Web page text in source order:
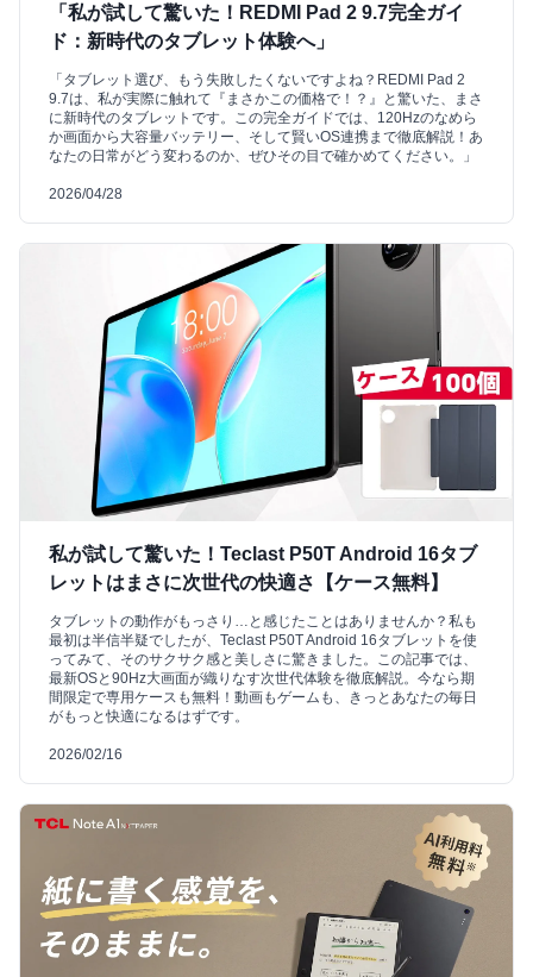
「私が試して驚いた！REDMI Pad 2 9.7完全ガイ
ド：新時代のタブレット体験へ」
「タブレット選び、もう失敗したくないですよね？REDMI Pad 2
9.7は、私が実際に触れて『まさかこの価格で！？』と驚いた、まさ
に新時代のタブレットです。この完全ガイドでは、120Hzのなめら
か画面から大容量バッテリー、そして賢いOS連携まで徹底解説！あ
なたの日常がどう変わるのか、ぜひその目で確かめてください。」
2026/04/28
私が試して驚いた！Teclast P50T Android 16タブ
レットはまさに次世代の快適さ【ケース無料】
タブレットの動作がもっさり…と感じたことはありませんか？私も
最初は半信半疑でしたが、Teclast P50T Android 16タブレットを使
ってみて、そのサクサク感と美しさに驚きました。この記事では、
最新OSと90Hz大画面が織りなす次世代体験を徹底解説。今なら期
間限定で専用ケースも無料！動画もゲームも、きっとあなたの毎日
がもっと快適になるはずです。
2026/02/16